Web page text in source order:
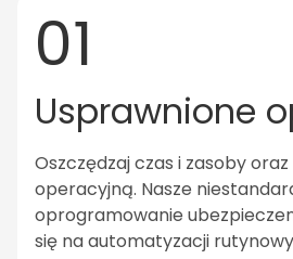
01
Usprawnione
Oszczędzaj czas i zasoby
operacyjną. Nasze
oprogramowanie
się na automatyzacji